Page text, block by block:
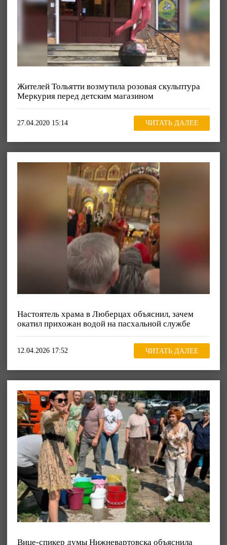
Жителей Тольятти возмутила розовая скульптура
Меркурия перед детским магазином
27.04.2020 15:14 ЧИТАТЬ ДАЛЕЕ
Настоятель храма в Люберцах объяснил, зачем
окатил прихожан водой на пасхальной службе
12.04.2026 17:52 ЧИТАТЬ ДАЛЕЕ
Вице-спикер думы Нижневартовска объяснила